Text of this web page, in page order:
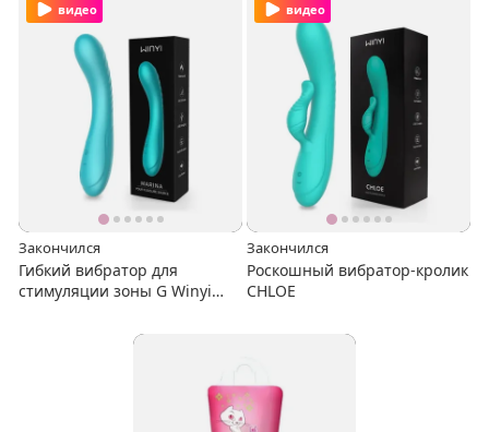
видео
Закончился
Гибкий вибратор для
стимуляции зоны G Winyi
видео
Закончился
Роскошный вибратор-кролик
CHLOE